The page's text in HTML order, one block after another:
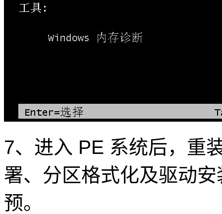
7、进入 PE 系统后，重
署、分区格式化及驱动
预。